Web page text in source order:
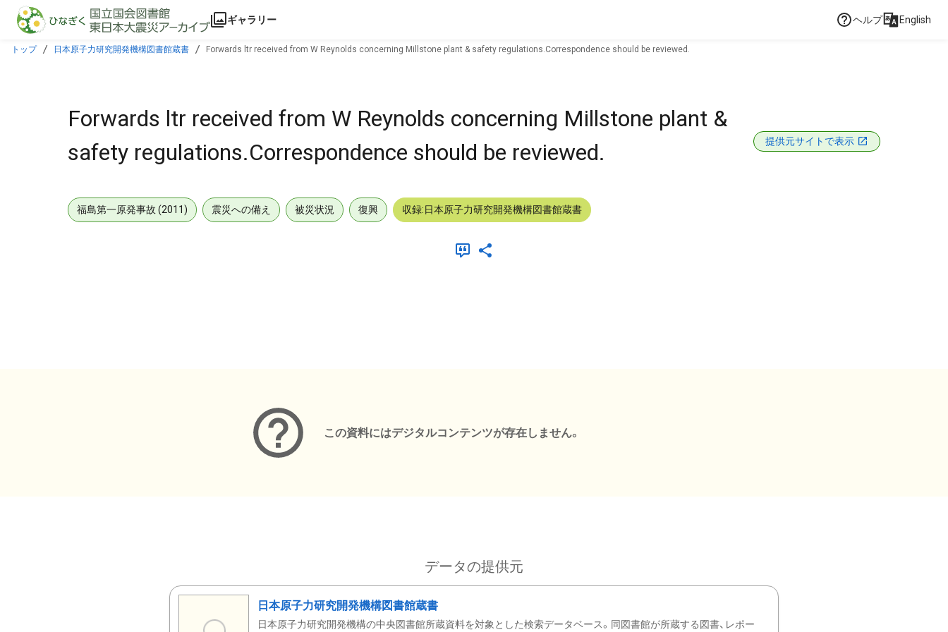
本文に飛ぶ
ギャラリー ヘルプ English
トップ 日本原子力研究開発機構図書館蔵書 Forwards ltr received from W Reynolds concerning Millstone plant & safety regulations.Correspondence should be reviewed.
Forwards ltr received from W Reynolds concerning Millstone plant &
safety regulations.Correspondence should be reviewed.
提供元サイトで表示
福島第一原発事故 (2011) 震災への備え 被災状況 復興 収録:日本原子力研究開発機構図書館蔵書
この資料にはデジタルコンテンツが存在しません。
データの提供元
日本原子力研究開発機構図書館蔵書
日本原子力研究開発機構の中央図書館所蔵資料を対象とした検索データベース。同図書館が所蔵する図書、レポー